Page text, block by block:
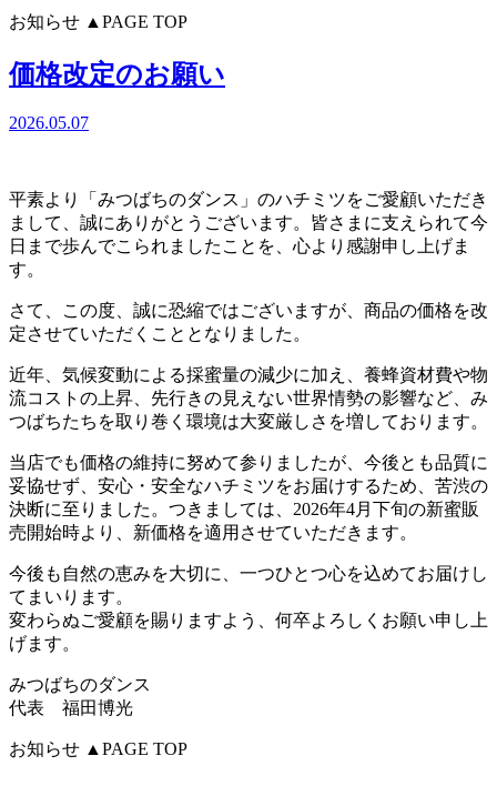
お知らせ ▲PAGE TOP
価格改定のお願い
2026.05.07
平素より「みつばちのダンス」のハチミツをご愛顧いただき
まして、誠にありがとうございます。皆さまに支えられて今
日まで歩んでこられましたことを、心より感謝申し上げま
す。
さて、この度、誠に恐縮ではございますが、商品の価格を改
定させていただくこととなりました。
近年、気候変動による採蜜量の減少に加え、養蜂資材費や物
流コストの上昇、先行きの見えない世界情勢の影響など、み
つばちたちを取り巻く環境は大変厳しさを増しております。
当店でも価格の維持に努めて参りましたが、今後とも品質に
妥協せず、安心・安全なハチミツをお届けするため、苦渋の
決断に至りました。つきましては、2026年4月下旬の新蜜販
売開始時より、新価格を適用させていただきます。
今後も自然の恵みを大切に、一つひとつ心を込めてお届けし
てまいります。
変わらぬご愛顧を賜りますよう、何卒よろしくお願い申し上
げます。
みつばちのダンス
代表 福田博光
お知らせ ▲PAGE TOP